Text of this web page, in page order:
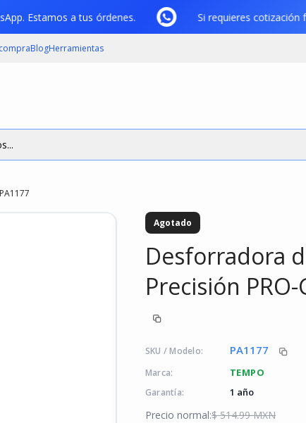
Estamos a tus órdenes. Si requieres
BlogHerramientas
Agotado
Desforradora
Precisión
SKU / Modelo: PA1177
Marca: TEMPO
Garantía: 1 año
Precio normal:$ 514.99 MXN